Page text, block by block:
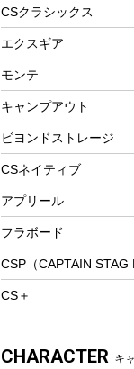
トレー
ランチョンマット
ランチボックス
ピクニックセット
エアーポンプ
ウィンター
防寒ウェア
ツール&アクセサリー
トレッキング
トレッキングステッキ
トレッキングアクセサリー
プレイグッズ
ウェルネス
フィットネス
CSクラシックス
エクスギア
モンテ
キャンプアウト
ビヨンドストレージ
CSネイティブ
アプリール
フラボード
CSP（CAPTAIN STAG
CS＋
CHARACTER キ